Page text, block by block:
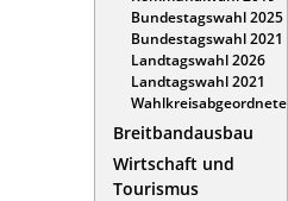
Bundestagswahl 2025
Bundestagswahl 2021
Landtagswahl 2026
Landtagswahl 2021
Wahlkreisabgeordnete
Breitbandausbau
Wirtschaft und
Tourismus